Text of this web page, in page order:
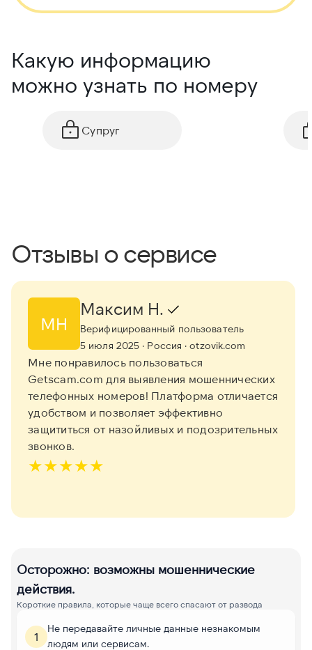
Какую информацию
можно узнать по номеру
Супруг
Отзывы о сервисе
МН
Максим Н.
Верифицированный пользователь
5 июля 2025 · Россия · otzovik.com
Мне понравилось пользоваться
Getscam.com для выявления мошеннических
телефонных номеров! Платформа отличается
удобством и позволяет эффективно
защититься от назойливых и подозрительных
звонков.
★★★★★
Осторожно: возможны мошеннические
действия.
Короткие правила, которые чаще всего спасают от развода
1
Не передавайте личные данные незнакомым
людям или сервисам.